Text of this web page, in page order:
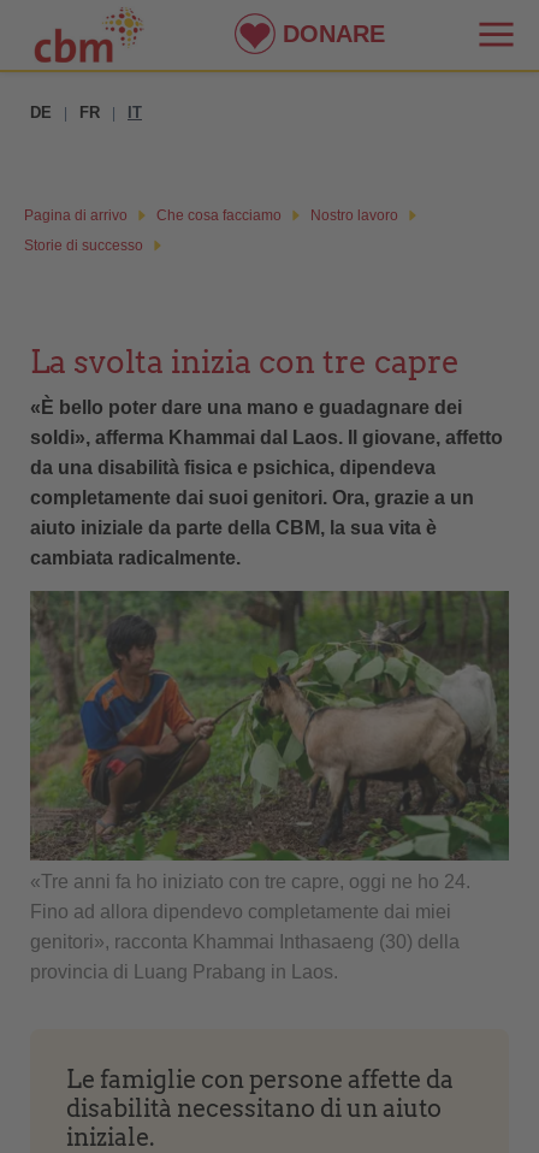
DE FR IT
Pagina di arrivo Che cosa facciamo
Nostro lavoro
Storie di successo
La svolta inizia con tre capre
«È bello poter dare una mano e guadagnare dei
soldi», afferma Khammai dal Laos. Il giovane, affetto
da una disabilità fisica e psichica, dipendeva
completamente dai suoi genitori. Ora, grazie a un
aiuto iniziale da parte della CBM, la sua vita è
cambiata radicalmente.
«Tre anni fa ho iniziato con tre capre, oggi ne ho 24.
Fino ad allora dipendevo completamente dai miei
genitori», racconta Khammai Inthasaeng (30) della
provincia di Luang Prabang in Laos.
Le famiglie con persone affette da
disabilità necessitano di un aiuto
iniziale.
DONARE